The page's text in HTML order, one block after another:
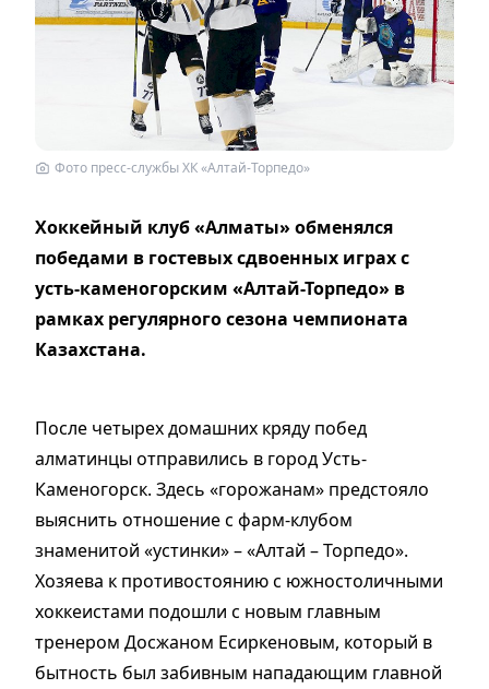
Фото пресс-службы ХК «Алтай-Торпедо»
Хоккейный клуб «Алматы» обменялся
победами в гостевых сдвоенных играх с
усть-каменогорским «Алтай-Торпедо» в
рамках регулярного сезона чемпионата
Казахстана.
После четырех домашних кряду побед
алматинцы отправились в город Усть-
Каменогорск. Здесь «горожанам» предстояло
выяснить отношение с фарм-клубом
знаменитой «устинки» – «Алтай – Торпедо».
Хозяева к противостоянию с южностоличными
хоккеистами подошли с новым главным
тренером Досжаном Есиркеновым, который в
бытность был забивным нападающим главной